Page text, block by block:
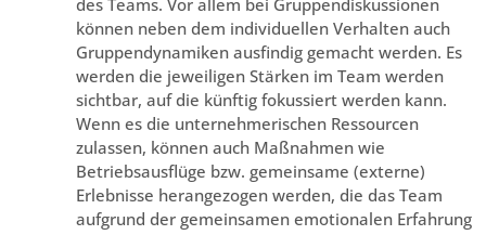
des Teams. Vor allem bei Gruppendiskussionen
können neben dem individuellen Verhalten auch
Gruppendynamiken ausfindig gemacht werden. Es
werden die jeweiligen Stärken im Team werden
sichtbar, auf die künftig fokussiert werden kann.
Wenn es die unternehmerischen Ressourcen
zulassen, können auch Maßnahmen wie
Betriebsausflüge bzw. gemeinsame (externe)
Erlebnisse herangezogen werden, die das Team
aufgrund der gemeinsamen emotionalen Erfahrung